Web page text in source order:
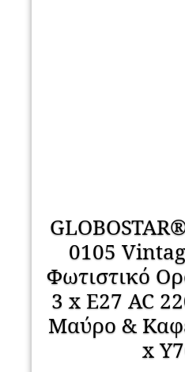
0105
Φωτιστικό
3 x E27 AC
Μαύρο &
x